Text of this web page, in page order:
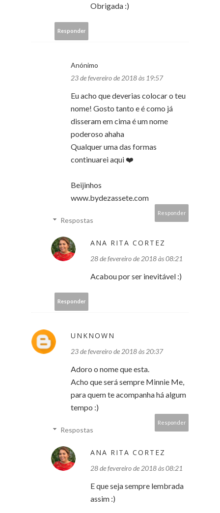
Obrigada :)
Responder
Anónimo
23 de fevereiro de 2018 às 19:57
Eu acho que deverias colocar o teu
nome! Gosto tanto e é como já
disseram em cima é um nome
poderoso ahaha
Qualquer uma das formas
continuarei aqui ❤️
Beijinhos
www.bydezassete.com
Responder
Respostas
ANA RITA CORTEZ
28 de fevereiro de 2018 às 08:21
Acabou por ser inevitável :)
Responder
UNKNOWN
23 de fevereiro de 2018 às 20:37
Adoro o nome que esta.
Acho que será sempre Minnie Me,
para quem te acompanha há algum
tempo :)
Responder
Respostas
ANA RITA CORTEZ
28 de fevereiro de 2018 às 08:21
E que seja sempre lembrada
assim :)